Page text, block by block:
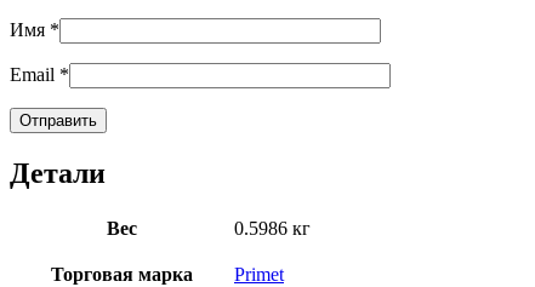
Имя *
Email *
Детали
Вес 0.5986 кг
Торговая марка Primet